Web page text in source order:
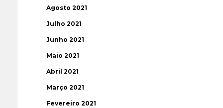
Agosto 2021
Julho 2021
Junho 2021
Maio 2021
Abril 2021
Março 2021
Fevereiro 2021